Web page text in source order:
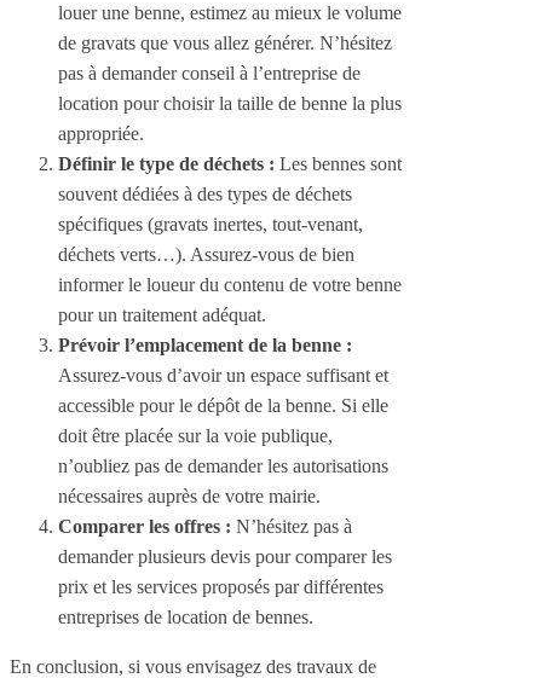
louer une benne, estimez au mieux le volume
de gravats que vous allez générer. N’hésitez
pas à demander conseil à l’entreprise de
location pour choisir la taille de benne la plus
appropriée.
Définir le type de déchets : Les bennes sont
souvent dédiées à des types de déchets
spécifiques (gravats inertes, tout-venant,
déchets verts…). Assurez-vous de bien
informer le loueur du contenu de votre benne
pour un traitement adéquat.
Prévoir l’emplacement de la benne :
Assurez-vous d’avoir un espace suffisant et
accessible pour le dépôt de la benne. Si elle
doit être placée sur la voie publique,
n’oubliez pas de demander les autorisations
nécessaires auprès de votre mairie.
Comparer les offres : N’hésitez pas à
demander plusieurs devis pour comparer les
prix et les services proposés par différentes
entreprises de location de bennes.
En conclusion, si vous envisagez des travaux de